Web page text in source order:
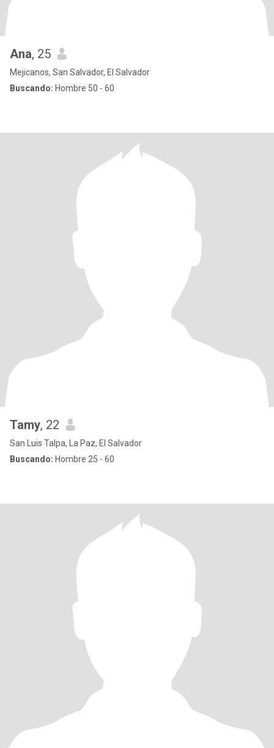
Ana, 25
Mejicanos, San Salvador, El Salvador
Buscando: Hombre 50 - 60
Tamy, 22
San Luis Talpa, La Paz, El Salvador
Buscando: Hombre 25 - 60